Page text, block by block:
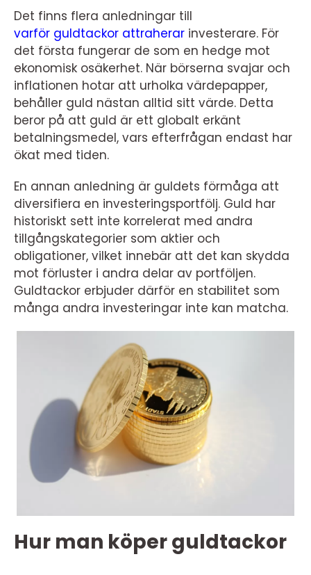
Det finns flera anledningar till
varför guldtackor attraherar investerare. För
det första fungerar de som en hedge mot
ekonomisk osäkerhet. När börserna svajar och
inflationen hotar att urholka värdepapper,
behåller guld nästan alltid sitt värde. Detta
beror på att guld är ett globalt erkänt
betalningsmedel, vars efterfrågan endast har
ökat med tiden.
En annan anledning är guldets förmåga att
diversifiera en investeringsportfölj. Guld har
historiskt sett inte korrelerat med andra
tillgångskategorier som aktier och
obligationer, vilket innebär att det kan skydda
mot förluster i andra delar av portföljen.
Guldtackor erbjuder därför en stabilitet som
många andra investeringar inte kan matcha.
Hur man köper guldtackor